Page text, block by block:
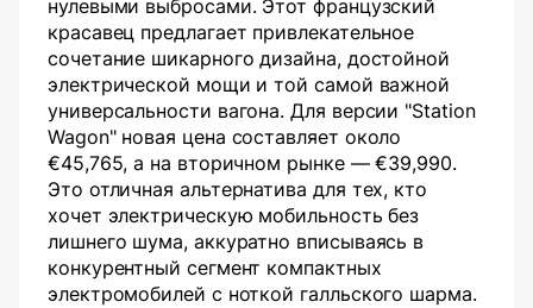
нулевыми выбросами. Этот французский
красавец предлагает привлекательное
сочетание шикарного дизайна, достойной
электрической мощи и той самой важной
универсальности вагона. Для версии "Station
Wagon" новая цена составляет около
€45,765, а на вторичном рынке — €39,990.
Это отличная альтернатива для тех, кто
хочет электрическую мобильность без
лишнего шума, аккуратно вписываясь в
конкурентный сегмент компактных
электромобилей с ноткой галльского шарма.